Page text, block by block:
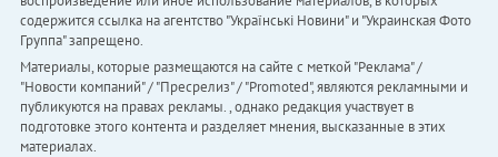
содержится ссылка на агентство "Українськi Новини" и "Украинская Фото
Группа" запрещено.
Материалы, которые размещаются на сайте с меткой "Реклама" /
"Новости компаний" / "Пресрелиз" / "Promoted", являются рекламными и
публикуются на правах рекламы. , однако редакция участвует в
подготовке этого контента и разделяет мнения, высказанные в этих
материалах.